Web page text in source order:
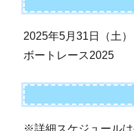
2025年5月31日（土
ボートレース2025